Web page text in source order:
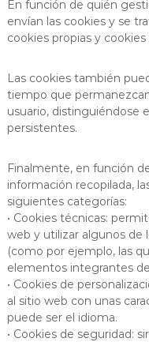
En función de quién
envían las cookies y se
cookies propias y
Las cookies también
tiempo que
usuario, distinguiéndose
persistentes.
Finalmente, en función
información recopilada,
siguientes categorías:
• Cookies técnicas:
web y utilizar algunos de
(como por ejemplo, las
elementos integrantes
• Cookies de
al sitio web con unas
puede ser el idioma.
• Cookies de seguridad: